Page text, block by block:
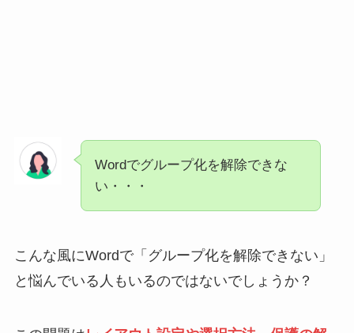
Wordでグループ化を解除できな
い・・・
こんな風にWordで「グループ化を解除できない」
と悩んでいる人もいるのではないでしょうか？